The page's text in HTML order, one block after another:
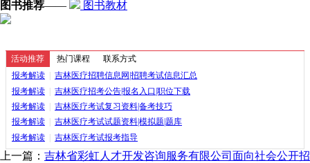
图书推荐—— 图书教材
活动推荐 热门课程 联系方式
报考解读
吉林医疗招聘信息网|招聘考试信息汇总
报考解读
吉林医疗招考公告|报名入口|职位下载
报考解读
吉林医疗考试复习资料|备考技巧
报考解读
吉林医疗考试试题资料|模拟题|题库
报考解读
吉林医疗考试报考指导
上一篇： 吉林省彩虹人才开发咨询服务有限公司面向社会公开招